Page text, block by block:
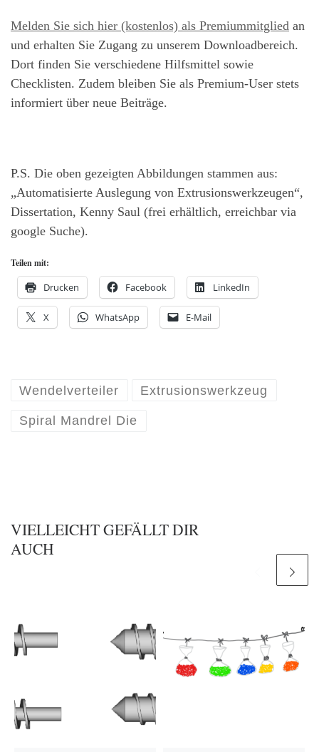
Melden Sie sich hier (kostenlos) als Premiummitglied an
und erhalten Sie Zugang zu unserem Downloadbereich.
Dort finden Sie verschiedene Hilfsmittel sowie
Checklisten. Zudem bleiben Sie als Premium-User stets
informiert über neue Beiträge.
P.S. Die oben gezeigten Abbildungen stammen aus:
„Automatisierte Auslegung von Extrusionswerkzeugen“,
Dissertation, Kenny Saul (frei erhältlich, erreichbar via
google Suche).
Teilen mit:
Drucken Facebook LinkedIn
X WhatsApp E-Mail
Wendelverteiler Extrusionswerkzeug
Spiral Mandrel Die
VIELLEICHT GEFÄLLT DIR
AUCH